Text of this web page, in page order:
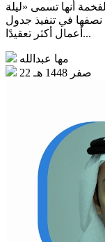
أنها تسمى «ليلة
نصفها في تنفيذ جدول
أعمال أكثر تعقيدًا...
مها عبدالله
22 صفر 1448 هـ